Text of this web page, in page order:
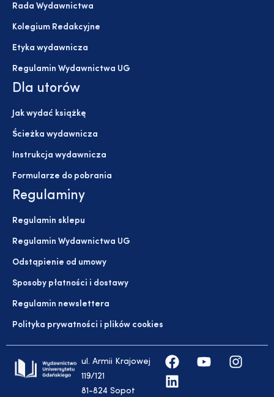
Rada Wydawnictwa
Kolegium Redakcyjne
Etyka wydawnicza
Regulamin Wydawnictwa UG
Dla utorów
Jak wydać książkę
Ścieżka wydawnicza
Instrukcja wydawnicza
Formularze do pobrania
Regulaminy
Regulamin sklepu
Regulamin Wydawnictwa UG
Odstąpienie od umowy
Sposoby płatności i dostawy
Regulamin newslettera
Polityka prywatności i plików cookies
ul. Armii Krajowej
119/121
81-824 Sopot